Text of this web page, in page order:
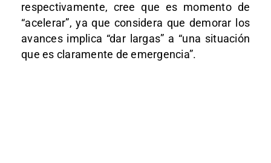
respectivamente, cree que es momento de
“acelerar”, ya que considera que demorar los
avances implica “dar largas” a “una situación
que es claramente de emergencia”.